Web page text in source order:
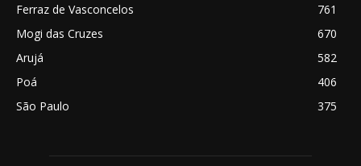
Ferraz de Vasconcelos
761
Mogi das Cruzes
670
Arujá
582
Poá
406
São Paulo
375